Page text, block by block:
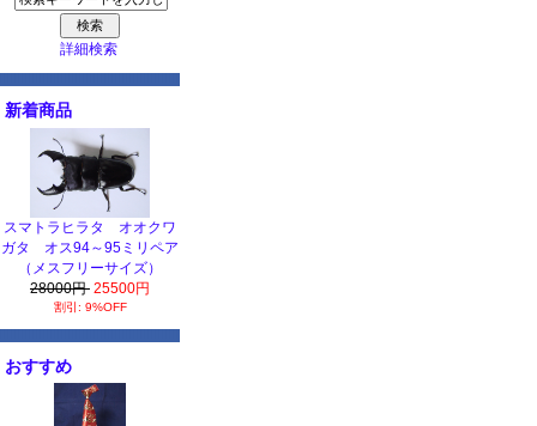
詳細検索
新着商品
スマトラヒラタ オオクワ
ガタ オス94～95ミリペア
（メスフリーサイズ）
28000円 25500円
割引: 9%OFF
おすすめ